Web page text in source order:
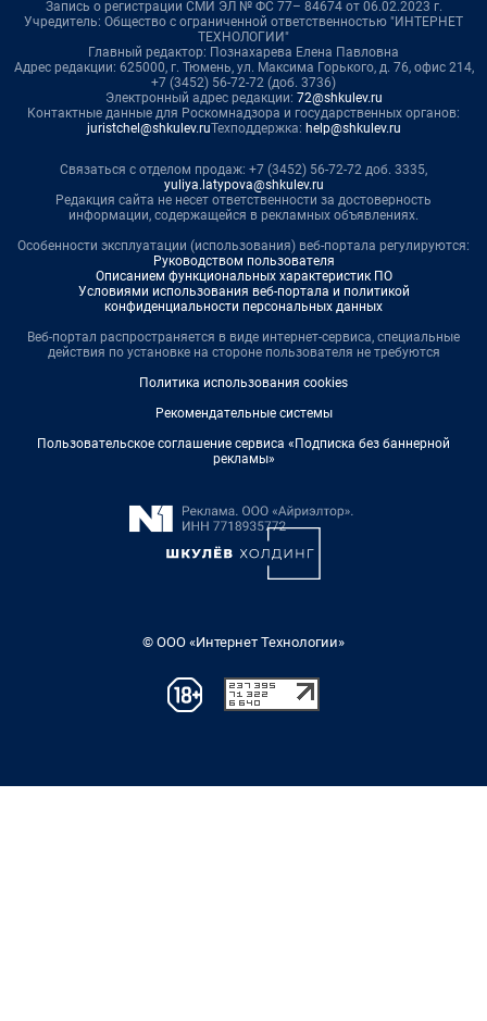
Запись о регистрации СМИ ЭЛ № ФС 77– 84674 от 06.02.2023 г.
Учредитель: Общество с ограниченной ответственностью "ИНТЕРНЕТ
ТЕХНОЛОГИИ"
Главный редактор: Познахарева Елена Павловна
Адрес редакции: 625000, г. Тюмень, ул. Максима Горького, д. 76, офис 214,
+7 (3452) 56-72-72 (доб. 3736)
Электронный адрес редакции: 72@shkulev.ru
Контактные данные для Роскомнадзора и государственных органов:
juristchel@shkulev.ruТехподдержка: help@shkulev.ru
Связаться с отделом продаж: +7 (3452) 56-72-72 доб. 3335,
yuliya.latypova@shkulev.ru
Редакция сайта не несет ответственности за достоверность
информации, содержащейся в рекламных объявлениях.
Особенности эксплуатации (использования) веб-портала регулируются:
Руководством пользователя
Описанием функциональных характеристик ПО
Условиями использования веб-портала и политикой
конфиденциальности персональных данных
Веб-портал распространяется в виде интернет-сервиса, специальные
действия по установке на стороне пользователя не требуются
Политика использования cookies
Рекомендательные системы
Пользовательское соглашение сервиса «Подписка без баннерной
рекламы»
© ООО «Интернет Технологии»